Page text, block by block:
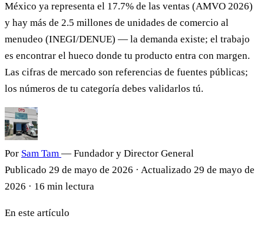
México ya representa el 17.7% de las ventas (AMVO 2026)
y hay más de 2.5 millones de unidades de comercio al
menudeo (INEGI/DENUE) — la demanda existe; el trabajo
es encontrar el hueco donde tu producto entra con margen.
Las cifras de mercado son referencias de fuentes públicas;
los números de tu categoría debes validarlos tú.
Por Sam Tam — Fundador y Director General
Publicado 29 de mayo de 2026 · Actualizado 29 de mayo de
2026 · 16 min lectura
En este artículo